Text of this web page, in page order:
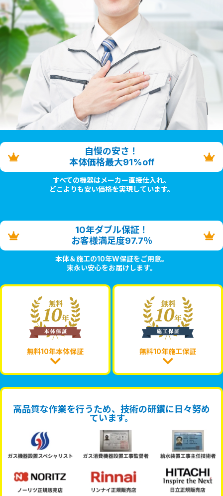
自慢の安さ！
本体価格最大91%off
すべての機器はメーカー直接仕入れ。
どこよりも安い価格を実現しています。
10年ダブル保証！
お客様満足度97.7％
本体＆施工の10年W保証をご用意。
末永い安心をお届けします。
無料10年本体保証 無料10年施工保証
高品質な作業を行うため、技術の研鑽に日々努め
ています。